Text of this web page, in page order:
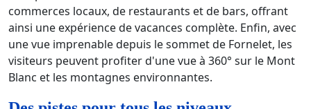
commerces locaux, de restaurants et de bars, offrant
ainsi une expérience de vacances complète. Enfin, avec
une vue imprenable depuis le sommet de Fornelet, les
visiteurs peuvent profiter d'une vue à 360° sur le Mont
Blanc et les montagnes environnantes.